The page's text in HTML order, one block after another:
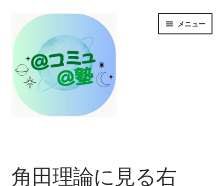
ゲ
シ
ョ
ン
テ
ツ
へ
ス
メニュー
＠コミュとは？
角田理論に見る右